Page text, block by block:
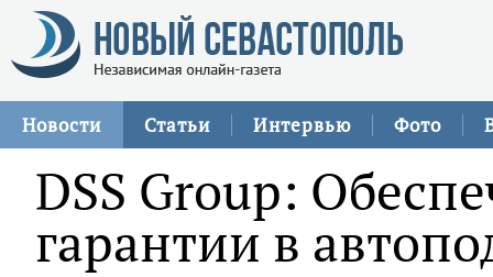
Новости Статьи Интервью Фото
DSS Group:
гарантии в